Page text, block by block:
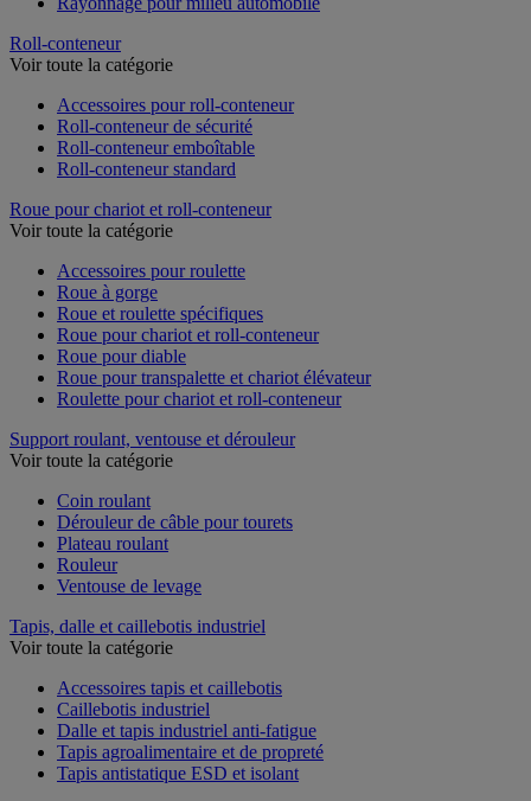
Roll-conteneur
Voir toute la catégorie
Accessoires pour roll-conteneur
Roll-conteneur de sécurité
Roll-conteneur emboîtable
Roll-conteneur standard
Roue pour chariot et roll-conteneur
Voir toute la catégorie
Accessoires pour roulette
Roue à gorge
Roue et roulette spécifiques
Roue pour chariot et roll-conteneur
Roue pour diable
Roue pour transpalette et chariot élévateur
Roulette pour chariot et roll-conteneur
Support roulant, ventouse et dérouleur
Voir toute la catégorie
Coin roulant
Dérouleur de câble pour tourets
Plateau roulant
Rouleur
Ventouse de levage
Tapis, dalle et caillebotis industriel
Voir toute la catégorie
Accessoires tapis et caillebotis
Caillebotis industriel
Dalle et tapis industriel anti-fatigue
Tapis agroalimentaire et de propreté
Tapis antistatique ESD et isolant